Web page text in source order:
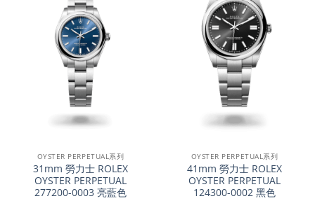
OYSTER PERPETUAL系列
31mm 勞力士 ROLEX
OYSTER PERPETUAL
277200-0003 亮藍色
OYSTER PERPETUAL系列
41mm 勞力士 ROLEX
OYSTER PERPETUAL
124300-0002 黑色